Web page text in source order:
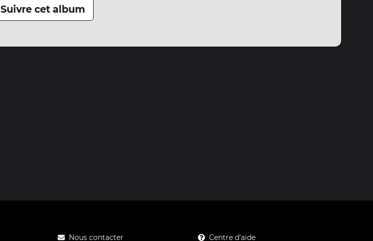
Suivre cet album
Nous contacter Centre d'aide